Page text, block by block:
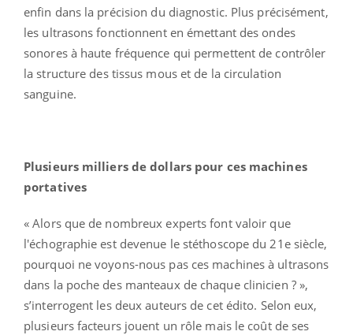
enfin dans la précision du diagnostic. Plus précisément,
les ultrasons fonctionnent en émettant des ondes
sonores à haute fréquence qui permettent de contrôler
la structure des tissus mous et de la circulation
sanguine.
Plusieurs milliers de dollars pour ces machines
portatives
« Alors que de nombreux experts font valoir que
l'échographie est devenue le stéthoscope du 21e siècle,
pourquoi ne voyons-nous pas ces machines à ultrasons
dans la poche des manteaux de chaque clinicien ? »,
s’interrogent les deux auteurs de cet édito. Selon eux,
plusieurs facteurs jouent un rôle mais le coût de ses